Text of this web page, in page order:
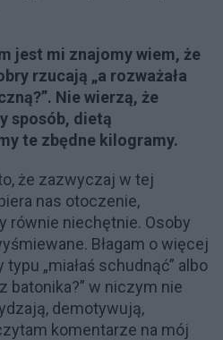
jest mi znajomy wiem, że
rzucają „a rozważała
Nie wierzą, że
sposób, dietą
te zbędne kilogramy.
że zazwyczaj w tej
nas otoczenie,
równie niechętnie. Osoby
Błagam o więcej
„miałaś schudnąć” albo
batonika?” w niczym nie
demotywują,
komentarze na mój